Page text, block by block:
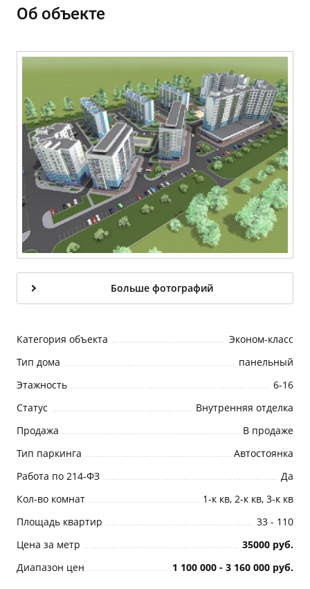
Об объекте
Больше фотографий
Категория объекта
Эконом-класс
Тип дома
панельный
Этажность
6-16
Статус
Внутренняя отделка
Продажа
В продаже
Тип паркинга
Автостоянка
Работа по 214-ФЗ
Да
Кол-во комнат
1-к кв, 2-к кв, 3-к кв
Площадь квартир
33 - 110
Цена за метр
35000 руб.
Диапазон цен
1 100 000 - 3 160 000 руб.